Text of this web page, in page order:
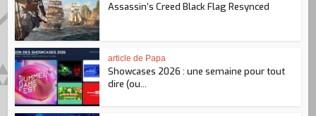
Assassin’s Creed Black Flag Resynced
article de Papa
Showcases 2026 : une semaine pour tout
dire (ou...